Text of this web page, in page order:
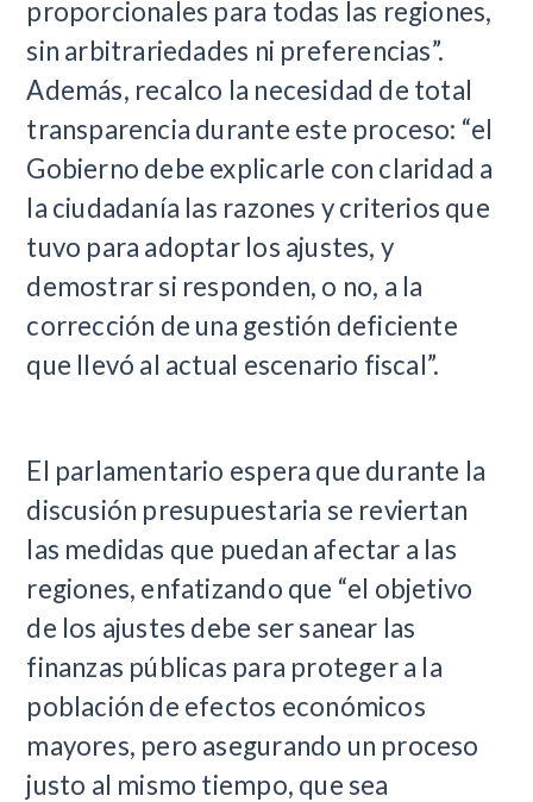
proporcionales para todas las regiones,
sin arbitrariedades ni preferencias”.
Además, recalco la necesidad de total
transparencia durante este proceso: “el
Gobierno debe explicarle con claridad a
la ciudadanía las razones y criterios que
tuvo para adoptar los ajustes, y
demostrar si responden, o no, a la
corrección de una gestión deficiente
que llevó al actual escenario fiscal”.
El parlamentario espera que durante la
discusión presupuestaria se reviertan
las medidas que puedan afectar a las
regiones, enfatizando que “el objetivo
de los ajustes debe ser sanear las
finanzas públicas para proteger a la
población de efectos económicos
mayores, pero asegurando un proceso
justo al mismo tiempo, que sea